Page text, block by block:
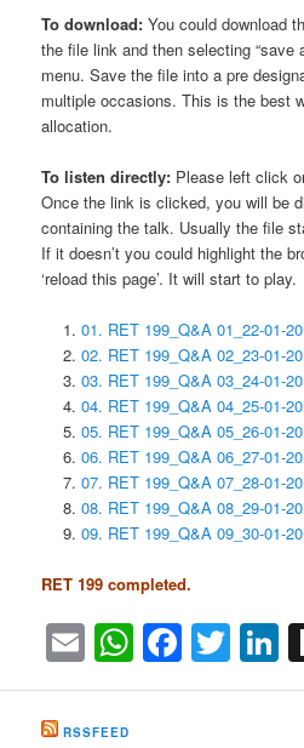
To download: You could download
the file link and then selecting “save
menu. Save the file into a pre
multiple occasions. This is the best
allocation.
To listen directly: Please left click
Once the link is clicked, you will be
containing the talk. Usually the file
If it doesn’t you could highlight the
‘reload this page’. It will start to play.
01. RET 199_Q&A 01_22-01-
02. RET 199_Q&A 02_23-01-
03. RET 199_Q&A 03_24-01-
04. RET 199_Q&A 04_25-01-
05. RET 199_Q&A 05_26-01-
06. RET 199_Q&A 06_27-01-
07. RET 199_Q&A 07_28-01-
08. RET 199_Q&A 08_29-01-
09. RET 199_Q&A 09_30-01-
RET 199 completed.
Email
RSSFEED